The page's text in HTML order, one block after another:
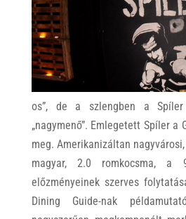
os”, de a szlengben a
„nagymenő”. Emlegetett Spíler a
meg. Amerikanizáltan
magyar, 2.0 romkocsma, a
előzményeinek szerves
Dining Guide-nak